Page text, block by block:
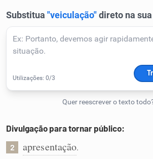
Cata-letras
Conexões
Caça-palavras
Divulgação para tornar público:
2 apresentação.